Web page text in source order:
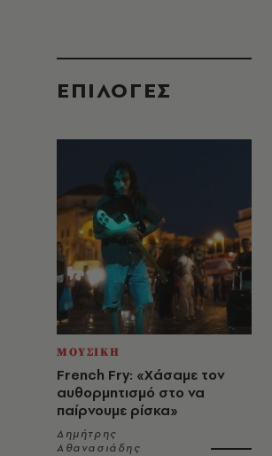
EΠΙΛΟΓΈΣ
ΜΟΥΣΙΚΗ
French Fry: «Χάσαμε τον
αυθορμητισμό στο να
παίρνουμε ρίσκα»
Δημήτρης
Αθανασιάδης